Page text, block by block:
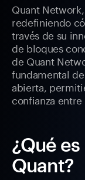
Quant
redefiniendo
través de su
de bloques
de Quant
fundamental
abierta,
confianza
¿Qué
Quant?